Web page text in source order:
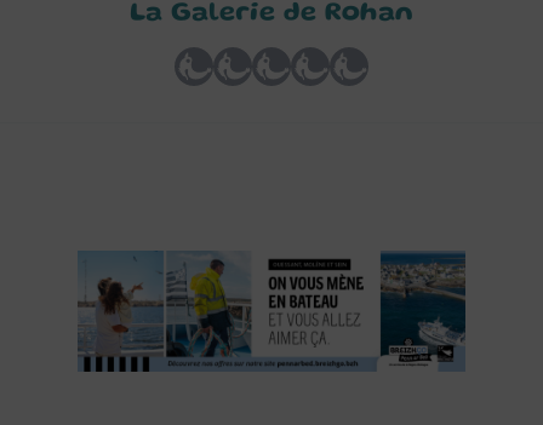
La Galerie de Rohan